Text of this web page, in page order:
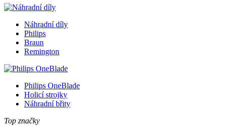
Náhradní díly
Philips
Braun
Remington
Philips OneBlade
Holicí strojky
Náhradní břity
Top značky